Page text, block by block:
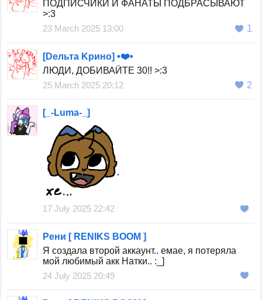
ПОДПИСЧИКИ И ФАНАТЫ ПОДБРАСЫВАЮТ
>:3
23 March 2025 13:00
1
[Dельтa Kринo] •❤️•
ЛЮДИ, ДОБИВАЙТЕ 30!! >:3
25 March 2025 20:12
2
[_-Luma-_]
17 July 2025 22:42
Рени [ RENIKS BOOM ]
Я создала второй аккаунт.. емае, я потеряла
мой любимый акк Натки.. :_]
24 July 2025 20:49